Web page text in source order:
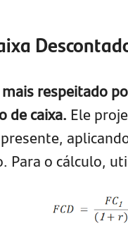
respeitado
de caixa. Ele
Para o cálculo,